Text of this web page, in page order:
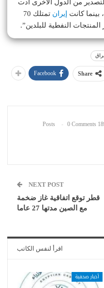
من الدول الأخرى أدت
بينما كانت
إيران
تمتلك 70
Share
Facebook
0 Comments
NEXT POST
قطر توقع اتفاقية غاز ضخمة
مع الصين مدتها 27 عاما
اقرأ لنفس الكاتب
أخبار صحفية